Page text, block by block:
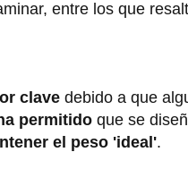
entre los que
clave debido a que
permitido que se
el peso 'ideal'.